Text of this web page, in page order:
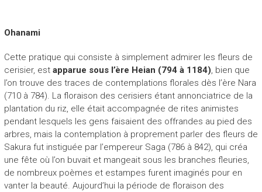
Ohanami
Cette pratique qui consiste à simplement admirer les fleurs de
cerisier, est apparue sous l’ère Heian (794 à 1184), bien que
l’on trouve des traces de contemplations florales dès l’ère Nara
(710 à 784). La floraison des cerisiers étant annonciatrice de la
plantation du riz, elle était accompagnée de rites animistes
pendant lesquels les gens faisaient des offrandes au pied des
arbres, mais la contemplation à proprement parler des fleurs de
Sakura fut instiguée par l’empereur Saga (786 à 842), qui créa
une fête où l’on buvait et mangeait sous les branches fleuries,
de nombreux poèmes et estampes furent imaginés pour en
vanter la beauté. Aujourd’hui la période de floraison des